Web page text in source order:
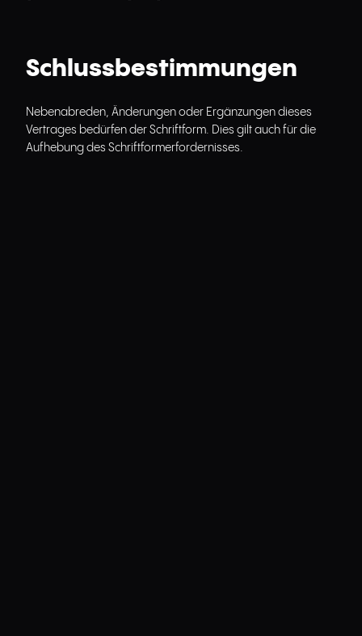
Schlussbestimmungen
Nebenabreden, Änderungen oder Ergänzungen dieses
Vertrages bedürfen der Schriftform. Dies gilt auch für die
Aufhebung des Schriftformerfordernisses.